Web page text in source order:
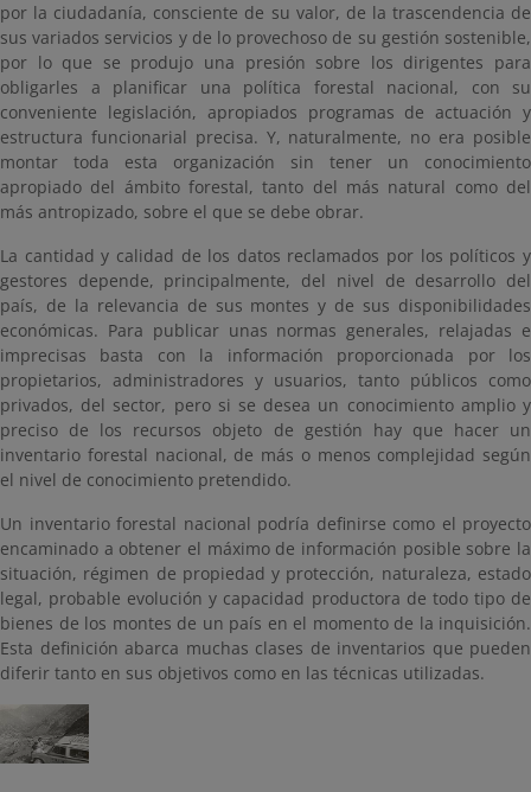
por la ciudadanía, consciente de su valor, de la trascendencia de
sus variados servicios y de lo provechoso de su gestión sostenible,
por lo que se produjo una presión sobre los dirigentes para
obligarles a planificar una política forestal nacional, con su
conveniente legislación, apropiados programas de actuación y
estructura funcionarial precisa. Y, naturalmente, no era posible
montar toda esta organización sin tener un conocimiento
apropiado del ámbito forestal, tanto del más natural como del
más antropizado, sobre el que se debe obrar.
La cantidad y calidad de los datos reclamados por los políticos y
gestores depende, principalmente, del nivel de desarrollo del
país, de la relevancia de sus montes y de sus disponibilidades
económicas. Para publicar unas normas generales, relajadas e
imprecisas basta con la información proporcionada por los
propietarios, administradores y usuarios, tanto públicos como
privados, del sector, pero si se desea un conocimiento amplio y
preciso de los recursos objeto de gestión hay que hacer un
inventario forestal nacional, de más o menos complejidad según
el nivel de conocimiento pretendido.
Un inventario forestal nacional podría definirse como el proyecto
encaminado a obtener el máximo de información posible sobre la
situación, régimen de propiedad y protección, naturaleza, estado
legal, probable evolución y capacidad productora de todo tipo de
bienes de los montes de un país en el momento de la inquisición.
Esta definición abarca muchas clases de inventarios que pueden
diferir tanto en sus objetivos como en las técnicas utilizadas.